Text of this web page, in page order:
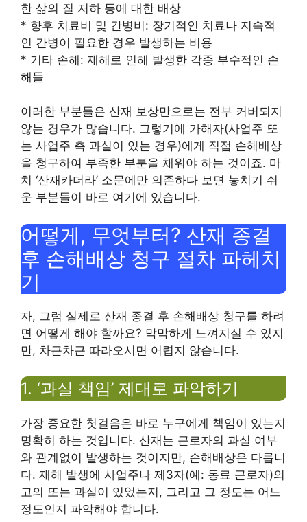
한 삶의 질 저하 등에 대한 배상
* 향후 치료비 및 간병비: 장기적인 치료나 지속적
인 간병이 필요한 경우 발생하는 비용
* 기타 손해: 재해로 인해 발생한 각종 부수적인 손
해들
이러한 부분들은 산재 보상만으로는 전부 커버되지
않는 경우가 많습니다. 그렇기에 가해자(사업주 또
는 사업주 측 과실이 있는 경우)에게 직접 손해배상
을 청구하여 부족한 부분을 채워야 하는 것이죠. 마
치 ‘산재카더라’ 소문에만 의존하다 보면 놓치기 쉬
운 부분들이 바로 여기에 있습니다.
어떻게, 무엇부터? 산재 종결
후 손해배상 청구 절차 파헤치
기
자, 그럼 실제로 산재 종결 후 손해배상 청구를 하려
면 어떻게 해야 할까요? 막막하게 느껴지실 수 있지
만, 차근차근 따라오시면 어렵지 않습니다.
1. ‘과실 책임’ 제대로 파악하기
가장 중요한 첫걸음은 바로 누구에게 책임이 있는지
명확히 하는 것입니다. 산재는 근로자의 과실 여부
와 관계없이 발생하는 것이지만, 손해배상은 다릅니
다. 재해 발생에 사업주나 제3자(예: 동료 근로자)의
고의 또는 과실이 있었는지, 그리고 그 정도는 어느
정도인지 파악해야 합니다.